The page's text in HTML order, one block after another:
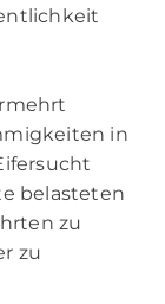
in
belasteten
zu
zu